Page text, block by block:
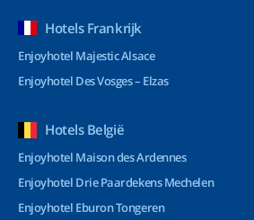
Hotels Frankrijk
Enjoyhotel Majestic Alsace
Enjoyhotel Des Vosges – Elzas
Hotels België
Enjoyhotel Maison des Ardennes
Enjoyhotel Drie Paardekens Mechelen
Enjoyhotel Eburon Tongeren